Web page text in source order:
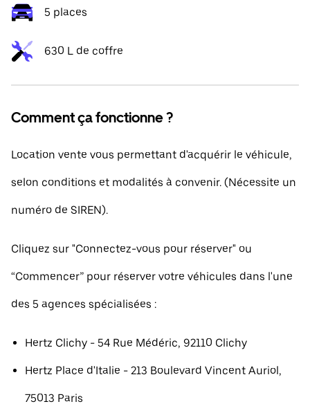
5 places
630 L de coffre
Comment ça fonctionne ?
Location vente vous permettant d'acquérir le véhicule,
selon conditions et modalités à convenir. (Nécessite un
numéro de SIREN).
Cliquez sur "Connectez-vous pour réserver" ou
“Commencer” pour réserver votre véhicules dans l'une
des 5 agences spécialisées :
Hertz Clichy - 54 Rue Médéric, 92110 Clichy
Hertz Place d'Italie - 213 Boulevard Vincent Auriol,
75013 Paris